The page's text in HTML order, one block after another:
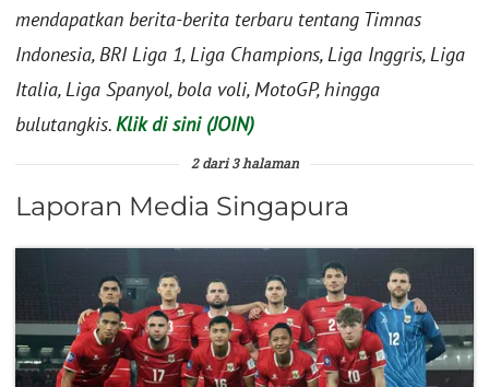
mendapatkan berita-berita terbaru tentang Timnas
Indonesia, BRI Liga 1, Liga Champions, Liga Inggris, Liga
Italia, Liga Spanyol, bola voli, MotoGP, hingga
bulutangkis.Klik di sini (JOIN)
2 dari 3 halaman
Laporan Media Singapura